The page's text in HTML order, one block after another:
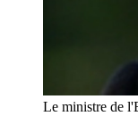
Le ministre de